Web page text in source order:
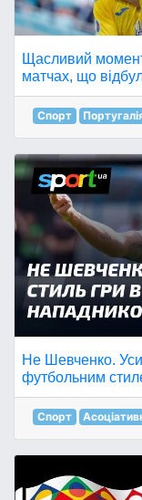
Щасливий
матчах, що
Спорт
Не Шевченко.
футбольним
Спорт